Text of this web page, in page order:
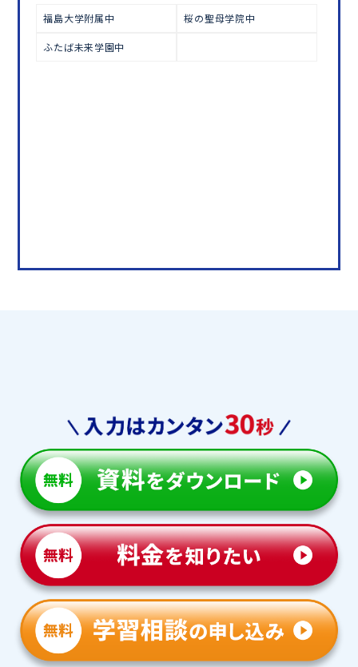
福島大学附属中 桜の聖母学院中
ふたば未来学園中